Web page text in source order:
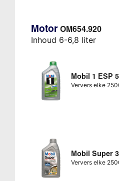
Motor OM654.920
Inhoud 6-6,8 liter
Mobil 1 ESP
Ververs elke
Mobil Super
Ververs elke